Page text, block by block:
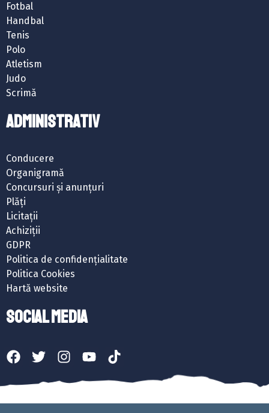
Fotbal
Handbal
Tenis
Polo
Atletism
Judo
Scrimă
ADMINISTRATIV
Conducere
Organigramă
Concursuri și anunțuri
Plăți
Licitații
Achiziții
GDPR
Politica de confidențialitate
Politica Cookies
Hartă website
SOCIAL MEDIA